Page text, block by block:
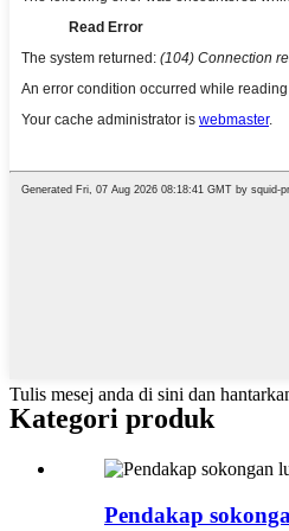
Tulis mesej anda di sini dan
Kategori produk
Pendakap